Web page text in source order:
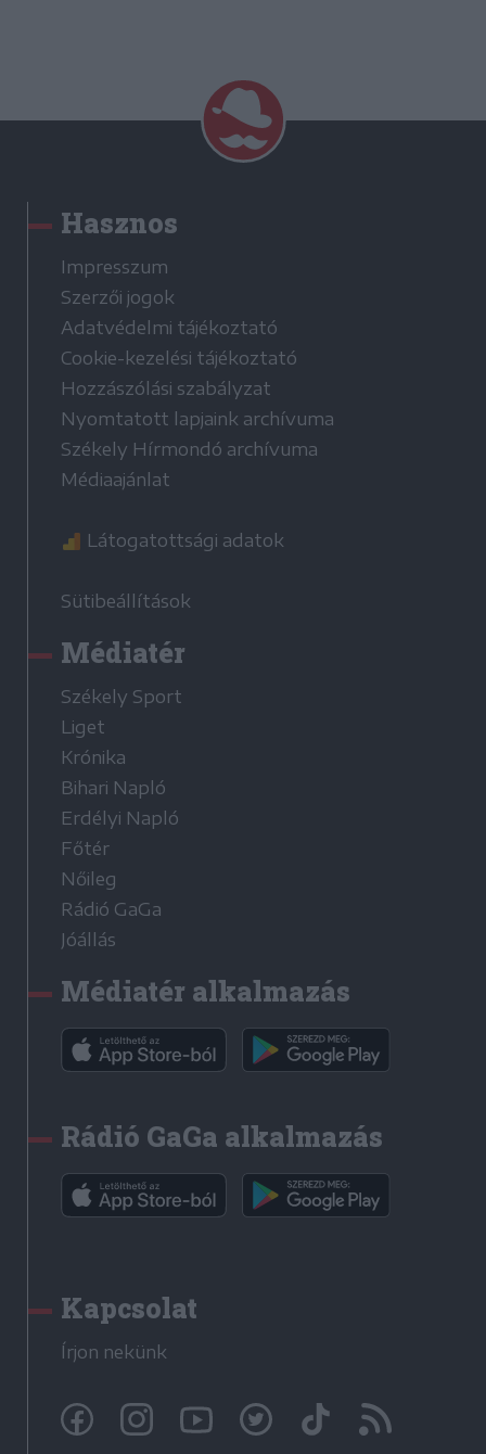
Hasznos
Impresszum
Szerzői jogok
Adatvédelmi tájékoztató
Cookie-kezelési tájékoztató
Hozzászólási szabályzat
Nyomtatott lapjaink archívuma
Székely Hírmondó archívuma
Médiaajánlat
Látogatottsági adatok
Sütibeállítások
Médiatér
Székely Sport
Liget
Krónika
Bihari Napló
Erdélyi Napló
Főtér
Nőileg
Rádió GaGa
Jóállás
Médiatér alkalmazás
Rádió GaGa alkalmazás
Kapcsolat
Írjon nekünk